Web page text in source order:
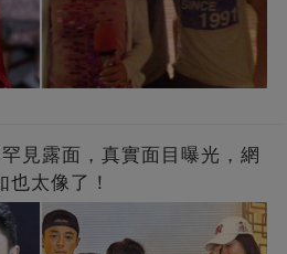
見露面，真實面目曝光，網
太像了！